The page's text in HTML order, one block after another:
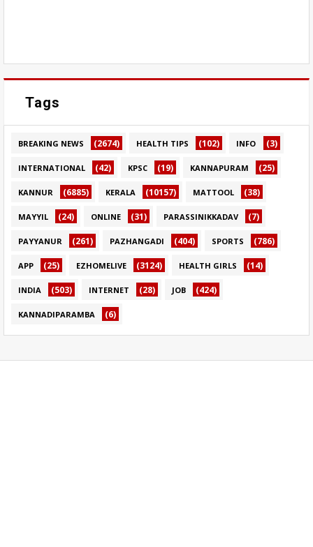
Tags
BREAKING NEWS (2674) HEALTH TIPS (102) INFO (3)
INTERNATIONAL (42) KPSC (19) KANNAPURAM (25)
KANNUR (6885) KERALA (10157) MATTOOL (38)
MAYYIL (24) ONLINE (31) PARASSINIKKADAV (7)
PAYYANUR (261) PAZHANGADI (404) SPORTS (786)
APP (25) EZHOMELIVE (3124) HEALTH GIRLS (14)
INDIA (503) INTERNET (28) JOB (424)
KANNADIPARAMBA (6)